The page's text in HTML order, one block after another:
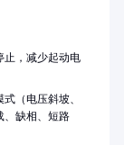
止，减少起动电
（电压斜坡、
、缺相、短路